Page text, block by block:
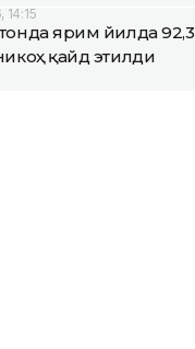
14:15
ярим йилда 92,3
қайд этилди